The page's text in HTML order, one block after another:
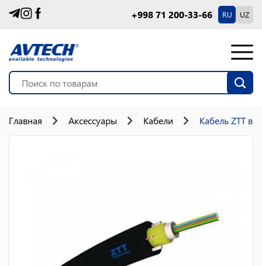
+998 71 200-33-66 RU UZ
Главная Аксессуары Кабели Кабель ZTT